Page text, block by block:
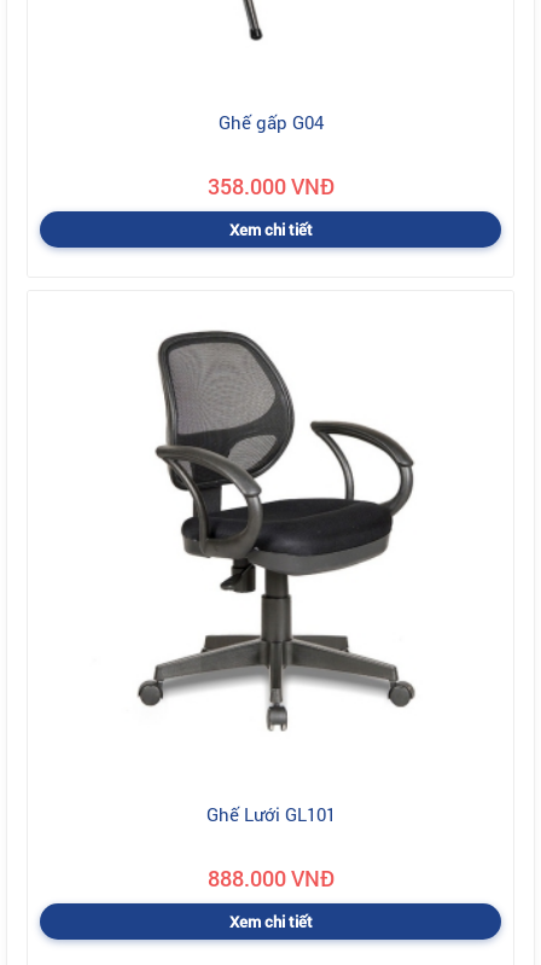
Ghế gấp G04
358.000 VNĐ
Xem chi tiết
Ghế Lưới GL101
888.000 VNĐ
Xem chi tiết